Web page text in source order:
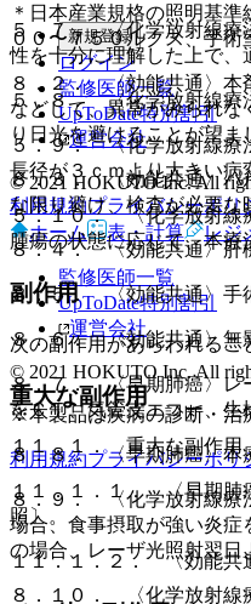
＊日本産業規格の照明基
００〜７５０ルクス、手術
８．２． 〈効能共通〉本
などして、異常がみられ
り日光を避けることが望ま
８．３． 〈効能共通〉パ
な限り避け、検査が必要な
８．４． 〈効能共通〉肝
８．５． 〈効能共通〉手
８．６． 〈効能共通〉無
８．７． 〈早期肺癌〉レ
をＣＴ、気管支エコー、生
８．８． 〈早期肺癌〉本
８．９． 〈化学放射線療
場合、食事摂取が強い炎
の場合、レーザ光照射翌日
８．１０． 〈化学放射線
５．７． 〈化学放射線療
性を十分に理解した上で、
５．８． 〈化学放射線療
５．９． 〈化学放射線療
長径が３ｃｍより大きい病
５．１０． 〈化学放射線
腫瘍の状態に応じて、本
副作用
次の副作用があらわれるこ
重大な副作用
１１．１． 重大な副作用
１１．１．１． 〈早期肺
照〕。
１１．１．２． 〈効能共
新規登録
ログイン
監修医師一覧
UpToDate特別割引
運営会社
© 2021 HOKUTO Inc. All
利用規約プライバシーポリ
ホーム
表・計算 レジ
監修医師一覧
UpToDate特別割引
運営会社
© 2021 HOKUTO Inc. All
※本製品は疾病の診断・治
利用規約プライバシーポリ